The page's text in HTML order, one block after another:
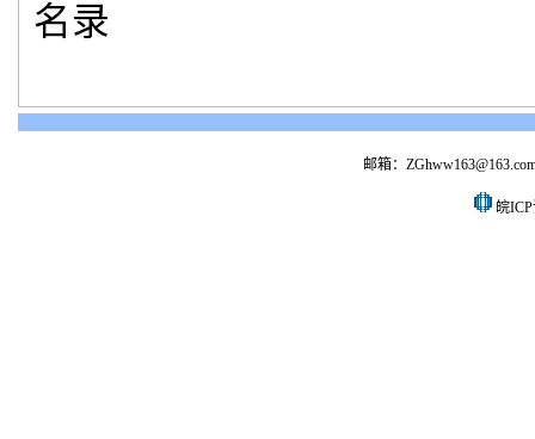
名录
邮箱：
皖